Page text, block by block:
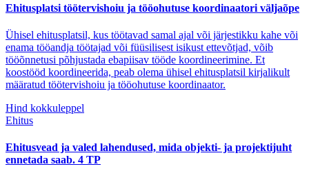
Ehitusplatsi töötervishoiu ja tööohutuse koordinaatori väljaõpe
Ühisel ehitusplatsil, kus töötavad samal ajal või järjestikku kahe või
enama tööandja töötajad või füüsilisest isikust ettevõtjad, võib
tööõnnetusi põhjustada ebapiisav tööde koordineerimine. Et
koostööd koordineerida, peab olema ühisel ehitusplatsil kirjalikult
määratud töötervishoiu ja tööohutuse koordinaator.
Hind kokkuleppel
Ehitus
Ehitusvead ja valed lahendused, mida objekti- ja projektijuht
ennetada saab. 4 TP